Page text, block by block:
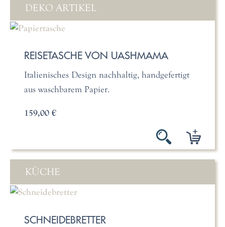
DEKO ARTIKEL
REISETASCHE VON UASHMAMA
Italienisches Design nachhaltig, handgefertigt
aus waschbarem Papier.
159,00 €
KÜCHE
SCHNEIDEBRETTER